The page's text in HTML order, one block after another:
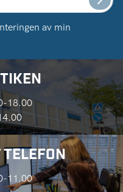
av min
18.00
11.00